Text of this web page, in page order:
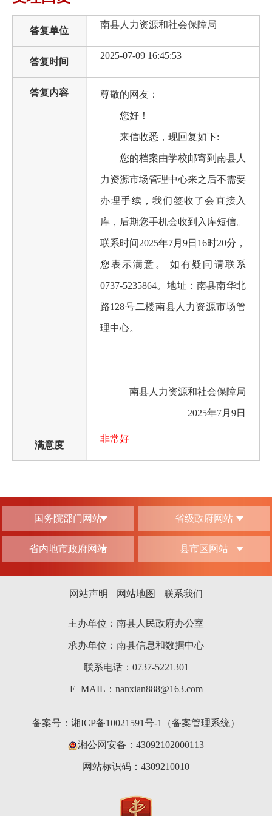
答复单位
南县人力资源和社会保障局
答复时间
2025-07-09 16:45:53
答复内容 尊敬的网友：
您好！
来信收悉，现回复如下:
您的档案由学校邮寄到南县人
力资源市场管理中心来之后不需要
办理手续，我们签收了会直接入
库，后期您手机会收到入库短信。
联系时间2025年7月9日16时20分，
您表示满意。 如有疑问请联系
0737-5235864。地址：南县南华北
路128号二楼南县人力资源市场管
理中心。
南县人力资源和社会保障局
2025年7月9日
满意度
非常好
国务院部门网站 省级政府网站
省内地市政府网站 县市区网站
网站声明 网站地图 联系我们
主办单位：南县人民政府办公室
承办单位：南县信息和数据中心
联系电话：0737-5221301
E_MAIL：nanxian888@163.com
备案号： 湘ICP备10021591号-1（备案管理系统）
湘公网安备：43092102000113
网站标识码：4309210010